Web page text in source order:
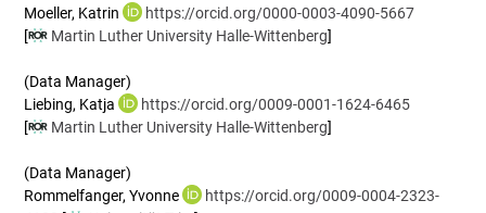
Moeller, Katrin
https://orcid.org/0000-0003-4090-5667
[
Martin Luther University Halle-Wittenberg]
(Data Manager)
Liebing, Katja
https://orcid.org/0009-0001-1624-6465
[
Martin Luther University Halle-Wittenberg]
(Data Manager)
Rommelfanger, Yvonne
https://orcid.org/0009-0004-2323-